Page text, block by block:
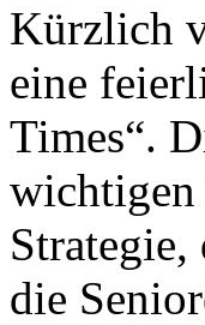
Kürzlich
eine
Times“.
wichtigen
die